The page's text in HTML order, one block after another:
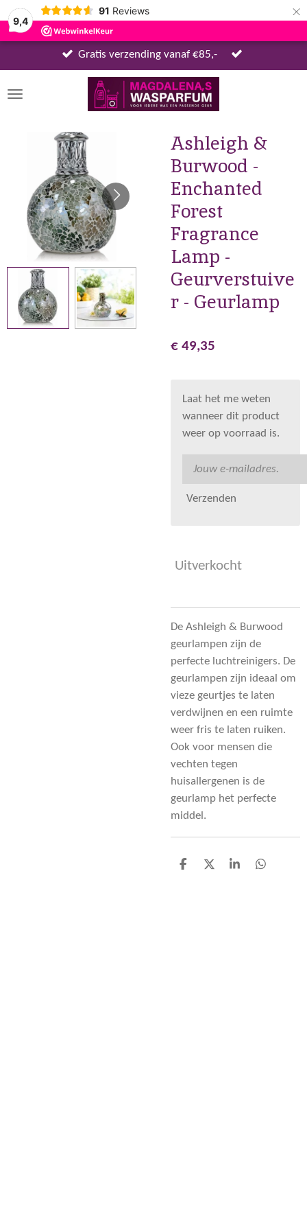
9,4
91 Reviews ×
Gratis verzending vanaf €85,-
Ashleigh &
Burwood -
Enchanted
Forest
Fragrance
Lamp -
Geurverstuive
r - Geurlamp
€ 49,35
Laat het me weten
wanneer dit product
weer op voorraad is.
Verzenden
Uitverkocht
De Ashleigh & Burwood
geurlampen zijn de
perfecte luchtreinigers. De
geurlampen zijn ideaal om
vieze geurtjes te laten
verdwijnen en een ruimte
weer fris te laten ruiken.
Ook voor mensen die
vechten tegen
huisallergenen is de
geurlamp het perfecte
middel.
D
D
S
D